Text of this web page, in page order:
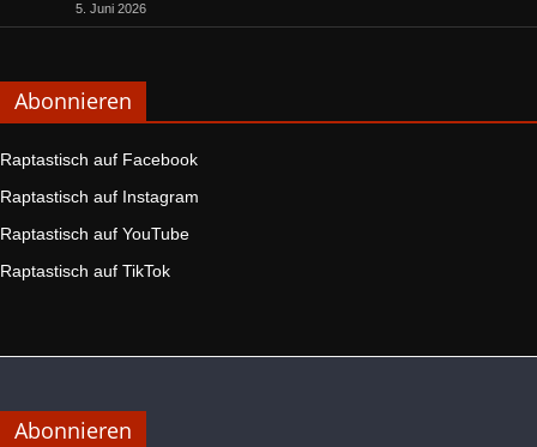
5. Juni 2026
Abonnieren
Raptastisch auf Facebook
Raptastisch auf Instagram
Raptastisch auf YouTube
Raptastisch auf TikTok
Abonnieren